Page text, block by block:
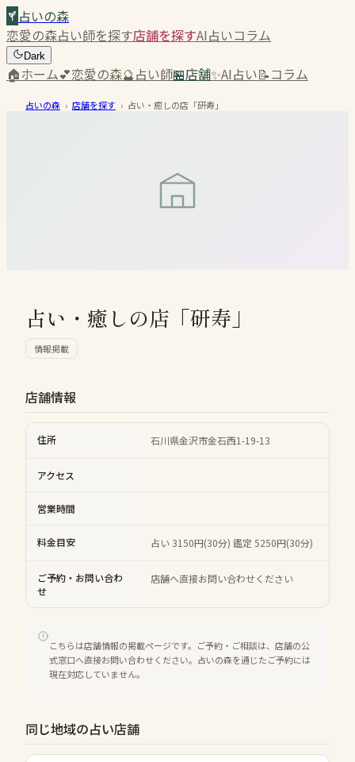
占いの森
恋愛の森占い師を探す店舗を探すAI占いコラム
Dark
🏠ホーム💕恋愛の森🔮占い師🏪店舗✨AI占い📝コラム
占いの森 › 店舗を探す › 占い・癒しの店「研寿」
占い・癒しの店「研寿」
情報掲載
店舗情報
住所 石川県金沢市金石西1-19-13
アクセス
営業時間
料金目安 占い 3150円(30分) 鑑定 5250円(30分)
ご予約・お問い合わ
せ
店舗へ直接お問い合わせください
こちらは店舗情報の掲載ページです。ご予約・ご相談は、店舗の公
式窓口へ直接お問い合わせください。占いの森を通じたご予約には
現在対応していません。
同じ地域の占い店舗